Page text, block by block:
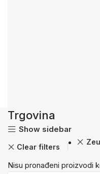
Trgovina
Show sidebar
Clear filters
Nisu pronađeni proizvodi